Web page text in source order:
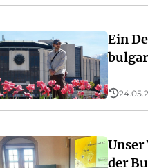
Ein
der